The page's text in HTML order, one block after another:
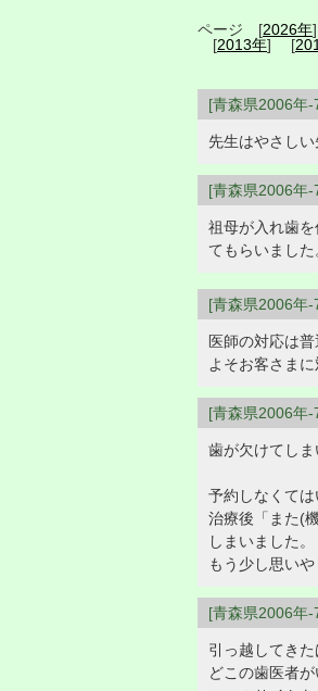
ページ [2026年
[2013年] [
[青森県2006
先生はやさし
[青森県2006
祖母が入れ歯
てもらいました
[青森県2006
医師の対応は
よそお客さま
[青森県2006
歯が欠けてし
予約しなくて
治療後「また(
しまいました。
もう少し思い
[青森県2006
引っ越してきた
どこの歯医者